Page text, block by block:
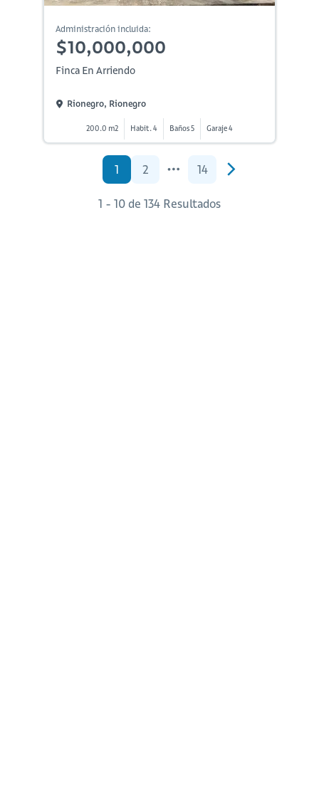
Administración incluida:
$10,000,000
Finca En Arriendo
Rionegro, Rionegro
200.0 m2 Habit. 4 Baños 5 Garaje 4
1 2 14
1 - 10 de 134 Resultados